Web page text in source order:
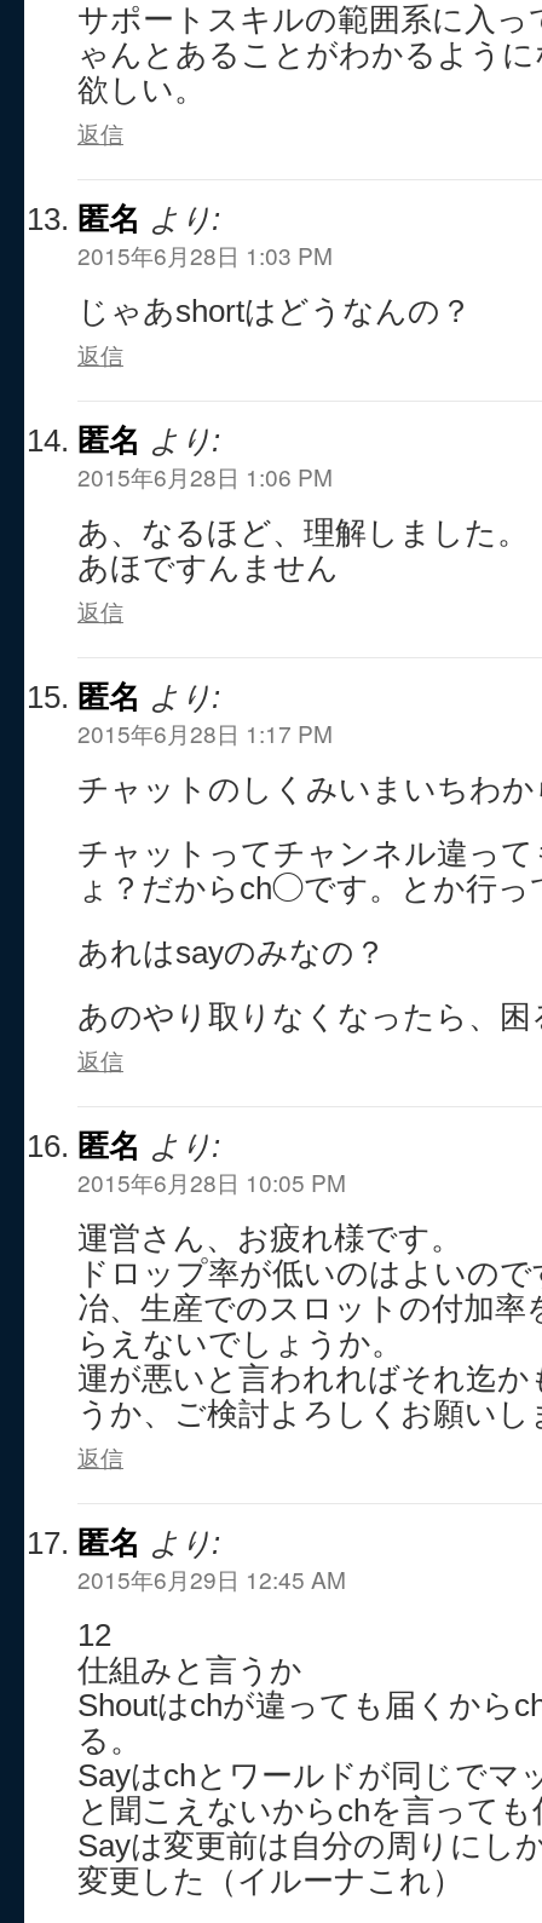
サポートスキルの範囲系に入っ
ゃんとあることがわかるよう
欲しい。
返信
匿名 より:
2015年6月28日 1:03 PM
じゃあshortはどうなんの？
返信
匿名 より:
2015年6月28日 1:06 PM
あ、なるほど、理解しました。
あほですんません
返信
匿名 より:
2015年6月28日 1:17 PM
チャットのしくみいまいちわ
チャットってチャンネル違っ
ょ？だからch◯です。とか行っ
あれはsayのみなの？
あのやり取りなくなったら、
返信
匿名 より:
2015年6月28日 10:05 PM
運営さん、お疲れ様です。
ドロップ率が低いのはよいの
冶、生産でのスロットの付加率
らえないでしょうか。
運が悪いと言われればそれ迄
うか、ご検討よろしくお願いし
返信
匿名 より:
2015年6月29日 12:45 AM
12
仕組みと言うか
Shoutはchが違っても届くから
る。
Sayはchとワールドが同じでマ
と聞こえないからchを言っても
Sayは変更前は自分の周りにし
変更した（イルーナこれ）